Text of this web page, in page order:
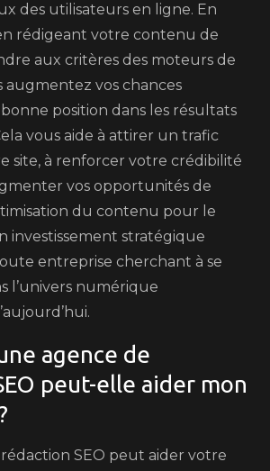
des utilisateurs en ligne. En
rédigeant votre contenu de
aux critères des moteurs de
augmentez vos chances
position dans les résultats
vous aide à attirer un trafic
site, à renforcer votre crédibilité
vos opportunités de
du contenu pour le
investissement stratégique
entreprise cherchant à se
l’univers numérique
agence de
peut-elle aider mon
SEO peut aider votre